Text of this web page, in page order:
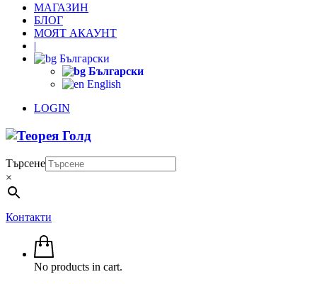
МАГАЗИН
БЛОГ
МОЯТ АКАУНТ
|
Български
Български
English
LOGIN
Търсене
×
Контакти
No products in cart.